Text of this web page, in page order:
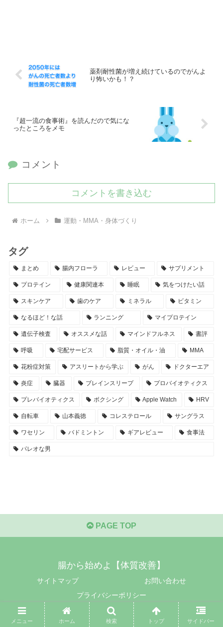
薬剤耐性菌が増え続けているのでがんよ
り怖いかも！？
『超一流の食事術』を読んだので気にな
ったところをメモ
コメント
コメントを書き込む
ホーム 運動・MMA・身体づくり
タグ
まとめ 腸内フローラ レビュー サプリメント
プロテイン 健康関連本 睡眠 気をつけたい話
スキンケア 歯のケア ミネラル ビタミン
なるほど！な話 ランニング マイプロテイン
遺伝子検査 オススメな話 マインドフルネス 書評
呼吸 宅配サービス 脂質・オイル・油 MMA
花粉症対策 アスリートから学ぶ がん ドクターエア
炎症 臓器 ブレインスリープ プロバイオティクス
プレバイオティクス ボクシング Apple Watch HRV
自転車 山本義徳 コレステロール サングラス
ワセリン バドミントン ギアレビュー 食事法
パレオな男
PAGE TOP
腸から始めよ【体質改善】
サイトマップ
お問い合わせ
プライバシーポリシー
© 2017-2026 腸から始めよ【体質改善】.
メニュー ホーム 検索 トップ サイドバー